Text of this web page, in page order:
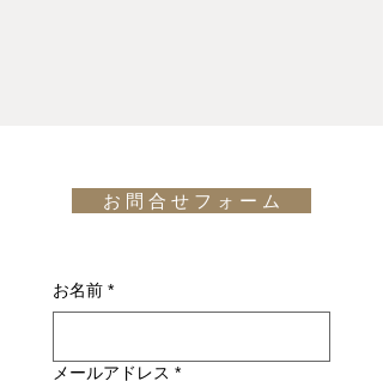
お 問 合 せ フ ォ ー ム
お名前 *
メールアドレス *